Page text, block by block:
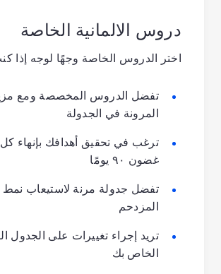
دروس الالمانية الخاصة
اختر الدروس الخاصة وجهًا لوجه إذا
تفضل الدروس المخصصة ومع
المرونة في الجدولة
ترغب في تحقيق أهدافك بإنهاء
غضون ٩٠ يومًا
تفضل جدولة مرنة لاستيعاب نمط
المزدحم
تريد إجراء تغييرات على الجدول
الخاص بك